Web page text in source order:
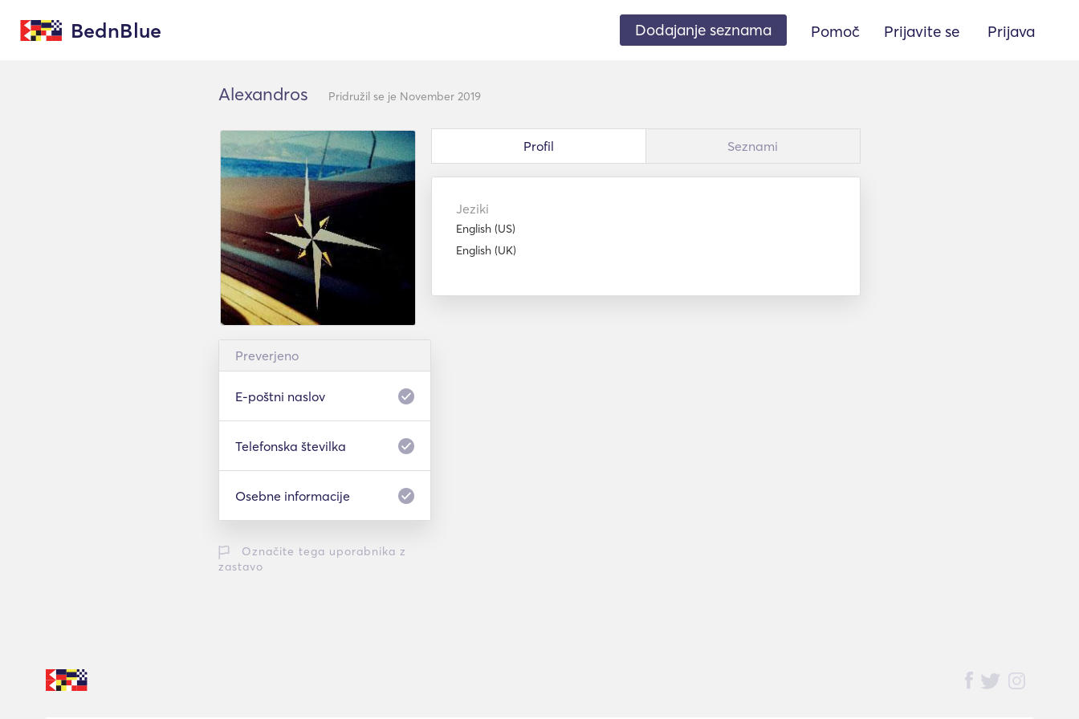
BednBlue Dodajanje seznama Pomoč Prijavite se Prijava
Alexandros Pridružil se je November 2019
Preverjeno
E-poštni naslov
Telefonska številka
Osebne informacije
Označite tega uporabnika z
zastavo
Profil Seznami
Jeziki
English (US)
English (UK)